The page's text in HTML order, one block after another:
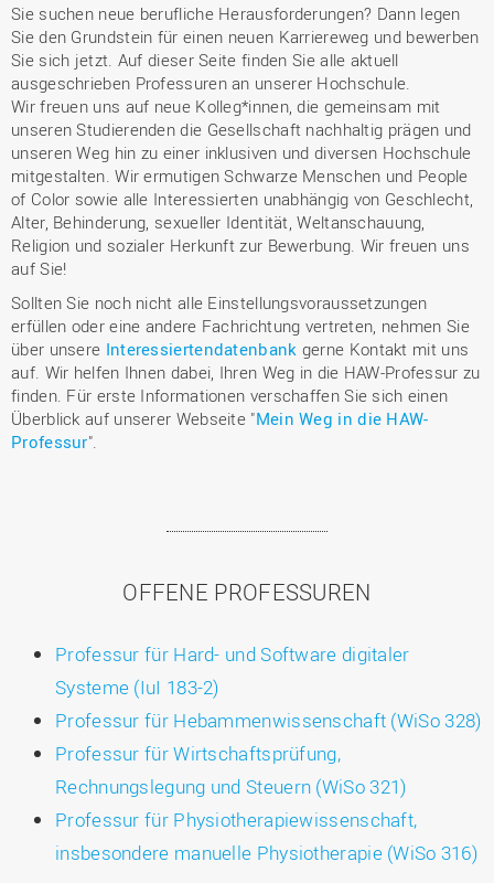
Sie suchen neue berufliche Herausforderungen? Dann legen
Sie den Grundstein für einen neuen Karriereweg und bewerben
Sie sich jetzt. Auf dieser Seite finden Sie alle aktuell
ausgeschrieben Professuren an unserer Hochschule.
Wir freuen uns auf neue Kolleg*innen, die gemeinsam mit
unseren Studierenden die Gesellschaft nachhaltig prägen und
unseren Weg hin zu einer inklusiven und diversen Hochschule
mitgestalten. Wir ermutigen Schwarze Menschen und People
of Color sowie alle Interessierten unabhängig von Geschlecht,
Alter, Behinderung, sexueller Identität, Weltanschauung,
Religion und sozialer Herkunft zur Bewerbung. Wir freuen uns
auf Sie!
Sollten Sie noch nicht alle Einstellungsvoraussetzungen
erfüllen oder eine andere Fachrichtung vertreten, nehmen Sie
über unsere Interessiertendatenbank gerne Kontakt mit uns
auf. Wir helfen Ihnen dabei, Ihren Weg in die HAW-Professur zu
finden. Für erste Informationen verschaffen Sie sich einen
Überblick auf unserer Webseite "Mein Weg in die HAW-
Professur".
OFFENE PROFESSUREN
Professur für Hard- und Software digitaler
Systeme (IuI 183-2)
Professur für Hebammenwissenschaft (WiSo 328)
Professur für Wirtschaftsprüfung,
Rechnungslegung und Steuern (WiSo 321)
Professur für Physiotherapiewissenschaft,
insbesondere manuelle Physiotherapie (WiSo 316)